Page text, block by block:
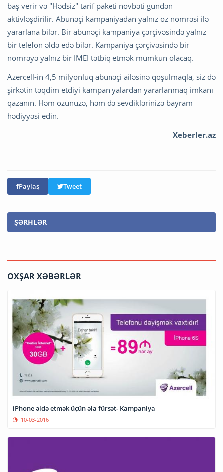
baş verir və "Hədsiz" tarif paketi növbəti gündən
aktivləşdirilir. Abunəçi kampaniyadan yalnız öz nömrəsi ilə
yararlana bilər. Bir abunəçi kampaniya çərçivəsində yalnız
bir telefon əldə edə bilər. Kampaniya çərçivəsində bir
nömrəyə yalnız bir IMEI tətbiq etmək mümkün olacaq.
Azercell-in 4,5 milyonluq abunəçi ailəsinə qoşulmaqla, siz də
şirkətin təqdim etdiyi kampaniyalardan yararlanmaq imkanı
qazanın. Həm özünüzə, həm də sevdiklərinizə bayram
hədiyyəsi edin.
Xeberler.az
Paylaş Tweet
ŞƏRHLƏR
OXŞAR XƏBƏRLƏR
iPhone əldə etmək üçün əla fürsət- Kampaniya
10-03-2016